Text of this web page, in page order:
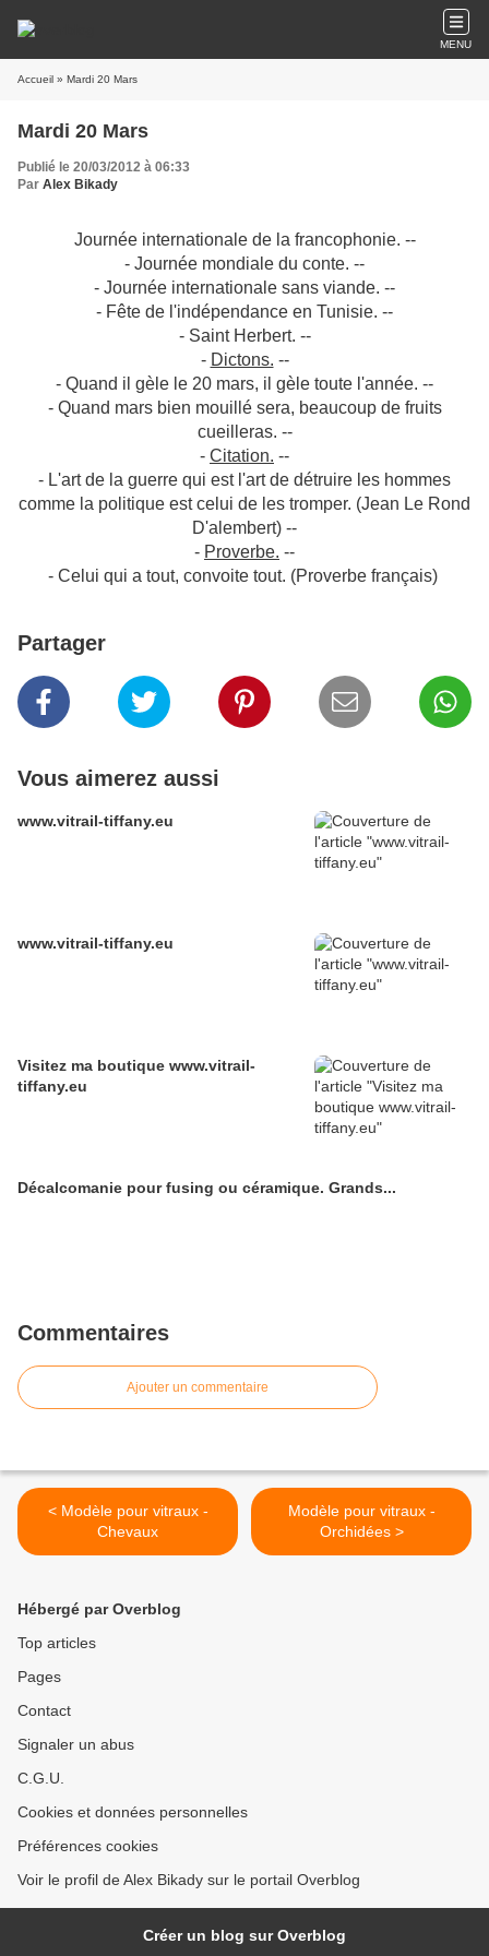
MENU
Accueil » Mardi 20 Mars
Mardi 20 Mars
Publié le 20/03/2012 à 06:33
Par Alex Bikady
Journée internationale de la francophonie. --
- Journée mondiale du conte. --
- Journée internationale sans viande. --
- Fête de l'indépendance en Tunisie. --
- Saint Herbert. --
- Dictons. --
- Quand il gèle le 20 mars, il gèle toute l'année. --
- Quand mars bien mouillé sera, beaucoup de fruits
cueilleras. --
- Citation. --
- L'art de la guerre qui est l'art de détruire les hommes
comme la politique est celui de les tromper. (Jean Le Rond
D'alembert) --
- Proverbe. --
- Celui qui a tout, convoite tout. (Proverbe français)
Partager
Vous aimerez aussi
www.vitrail-tiffany.eu
www.vitrail-tiffany.eu
Visitez ma boutique www.vitrail-
tiffany.eu
Décalcomanie pour fusing ou céramique. Grands...
Commentaires
Ajouter un commentaire
< Modèle pour vitraux -
Chevaux
Modèle pour vitraux -
Orchidées >
Hébergé par Overblog
Top articles
Pages
Contact
Signaler un abus
C.G.U.
Cookies et données personnelles
Préférences cookies
Voir le profil de Alex Bikady sur le portail Overblog
Créer un blog sur Overblog